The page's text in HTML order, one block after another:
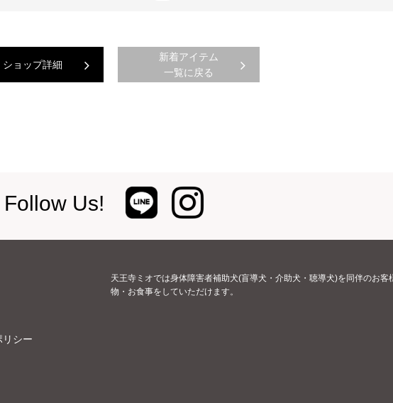
ショップ詳細
新着アイテム
一覧に戻る
Follow Us!
リシー
天王寺ミオでは身体障害者補助犬(盲導犬・介助犬・聴導犬)を同伴のお客
物・お食事をしていただけます。